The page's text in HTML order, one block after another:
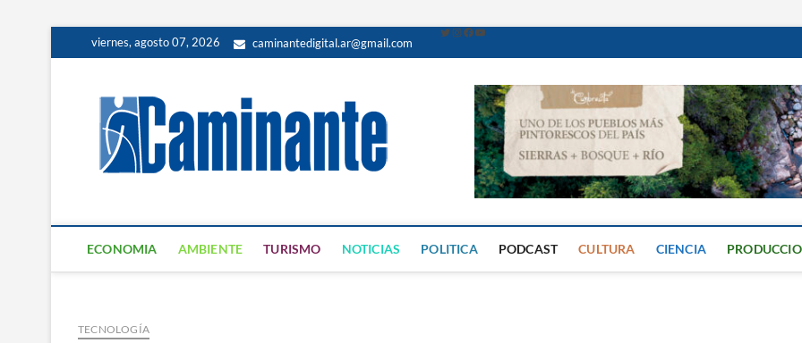
viernes, agosto 07, 2026 caminantedigital.ar@gmail.com
Caminante Digital
PERIÓDICO DIGITAL DEL VALLE DE CALAMUCHITA
ECONOMIA AMBIENTE TURISMO NOTICIAS POLITICA PODCAST CULTURA CIENCIA
TECNOLOGÍA